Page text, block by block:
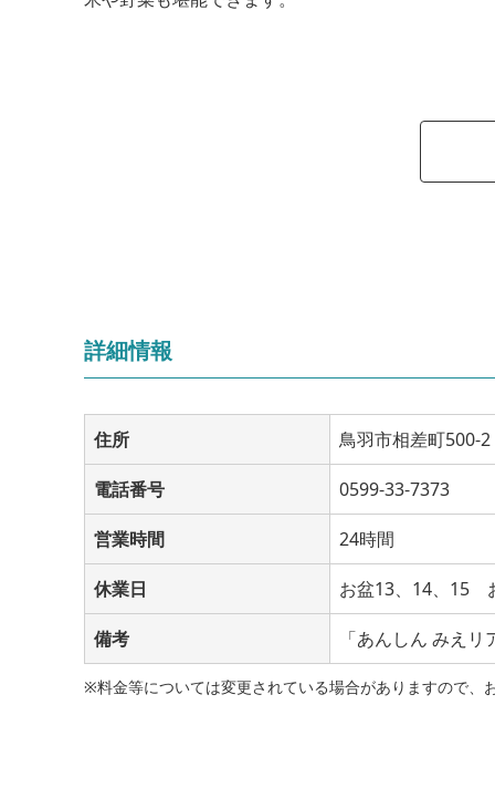
詳細情報
住所 鳥羽市相差町500-2
電話番号 0599-33-7373
営業時間 24時間
休業日 お盆13、14、15
備考 「あんしん みえリ
※料金等については変更されている場合がありますので、